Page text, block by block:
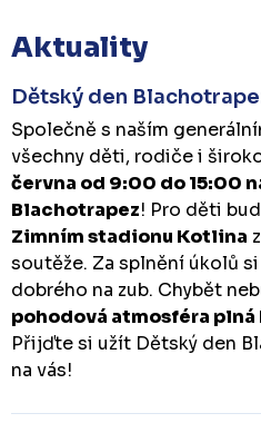
Aktuality
Dětský den
Společně s naším
všechny děti, rodiče i
června od 9:00 do 15:00
Blachotrapez! Pro děti
Zimním stadionu Kotlina
soutěže. Za splnění úkolů
dobrého na zub. Chybět
pohodová atmosféra plná
Přijďte si užít Dětský den
na vás!